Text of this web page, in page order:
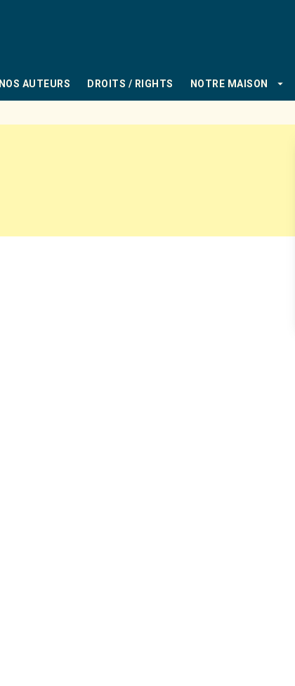
NOS AUTEURS DROITS / RIGHTS NOTRE MAISON arrow_drop_down